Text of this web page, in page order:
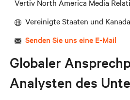
Vertiv North America Media
Vereinigte Staaten und Kanada
Senden Sie uns eine E-Mail
Globaler
Analysten des